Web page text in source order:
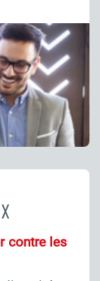
contre les